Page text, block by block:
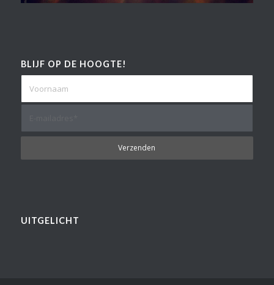
BLIJF OP DE HOOGTE!
UITGELICHT